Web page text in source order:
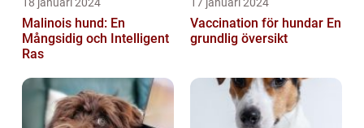
Malinois hund: En
Mångsidig och Intelligent
Ras
Vaccination för hundar En
grundlig översikt